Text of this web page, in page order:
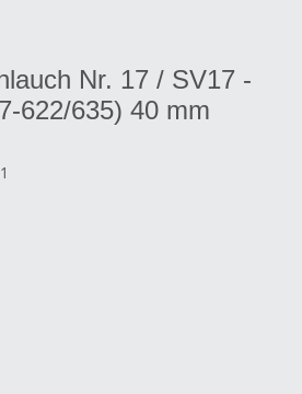
Nr. 17 / SV17 -
622/635) 40 mm